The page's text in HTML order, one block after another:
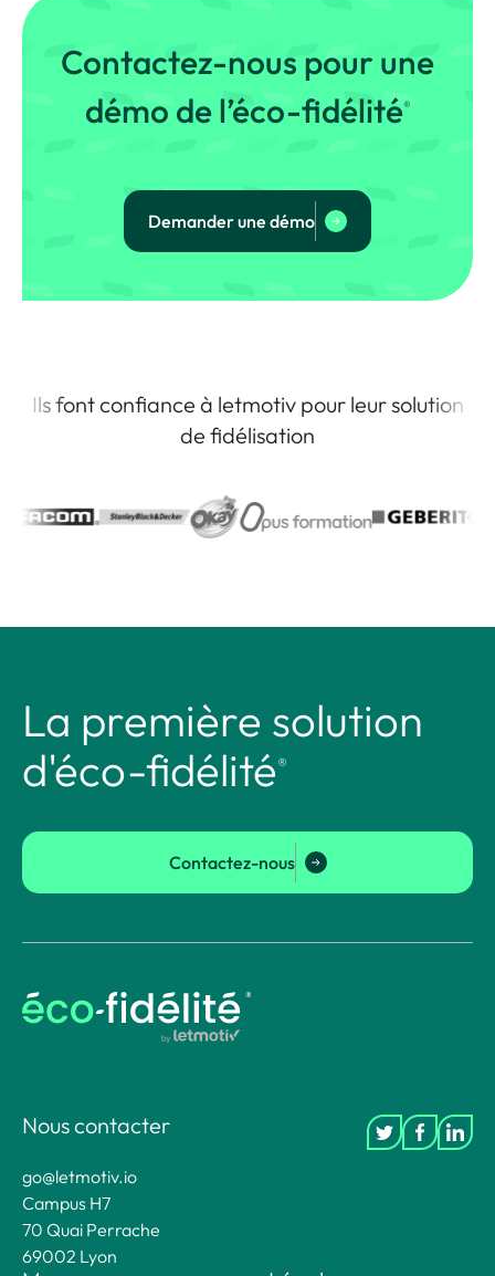
Contactez-nous pour une
démo de l’éco-fidélité®
Demander une démo
Ils font confiance à letmotiv pour leur solution
de fidélisation
La première solution
d'éco-fidélité®
Contactez-nous
Nous contacter
go@letmotiv.io
Campus H7
70 Quai Perrache
69002 Lyon